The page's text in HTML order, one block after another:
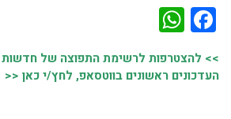
Facebook
>> להצטרפות לרשימת התפוצה של חדשות
העדכונים ראשונים בווטסאפ, לחץ/י כאן <<